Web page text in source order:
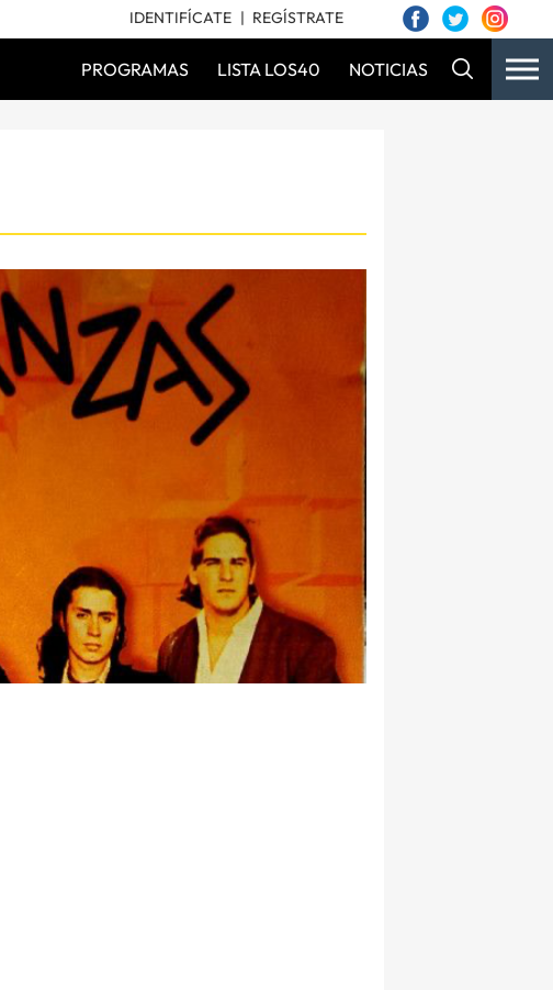
IDENTIFÍCATE REGÍSTRATE
PROGRAMAS LISTA LOS40 NOTICIAS